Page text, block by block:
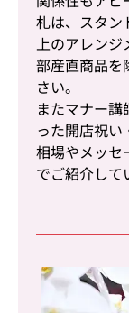
札は、スタン
上のアレンジ
部産直商品を
さい。
またマナー
った開店祝
相場やメッセ
でご紹介して